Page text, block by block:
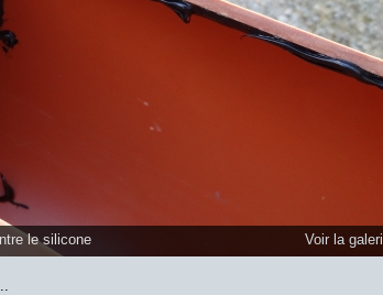
le silicone Voir la